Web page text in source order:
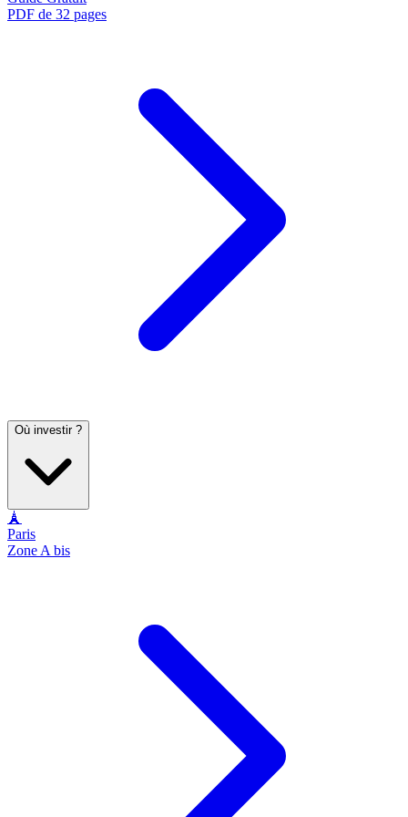
PDF de 32 pages
Où investir ?
🗼
Paris
Zone A bis